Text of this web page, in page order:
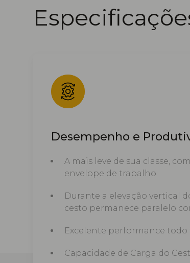
Desempenho e
A mais leve de sua classe,
envelope de trabalho
Durante a elevação vertical
cesto permanece paralelo
Excelente performance
Capacidade de Carga do